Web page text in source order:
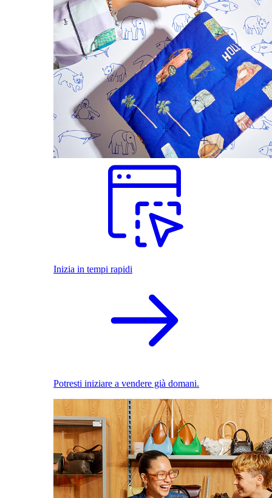
Inizia in tempi rapidi
Potresti iniziare a vendere già domani.